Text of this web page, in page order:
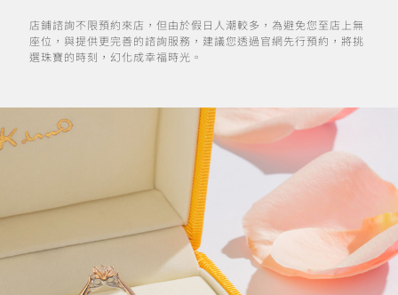
店鋪諮詢不限預約來店，但由於假日人潮較多，為避免您至店上無
座位，與提供更完善的諮詢服務，建議您透過官網先行預約，將挑
選珠寶的時刻，幻化成幸福時光。